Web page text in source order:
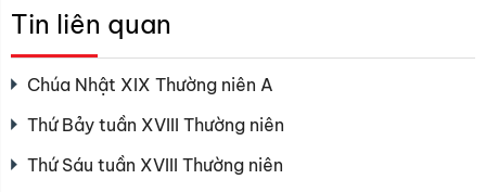
Tin liên quan
Chúa Nhật XIX Thường niên A
Thứ Bảy tuần XVIII Thường niên
Thứ Sáu tuần XVIII Thường niên